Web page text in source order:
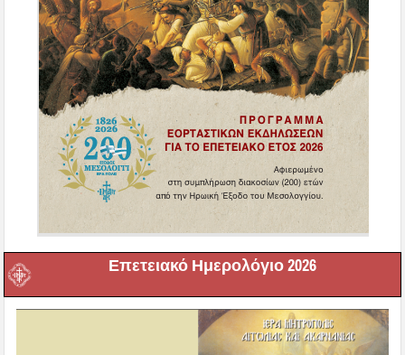
Επετειακό Ημερολόγιο 2026